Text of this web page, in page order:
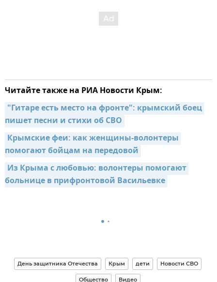
Читайте также на РИА Новости Крым:
"Гитаре есть место на фронте": крымский боец
пишет песни и стихи об СВО
Крымские феи: как женщины-волонтеры
помогают бойцам на передовой
Из Крыма с любовью: волонтеры помогают
больнице в прифронтовой Васильевке
День защитника Отечества Крым дети Новости СВО
Общество Видео